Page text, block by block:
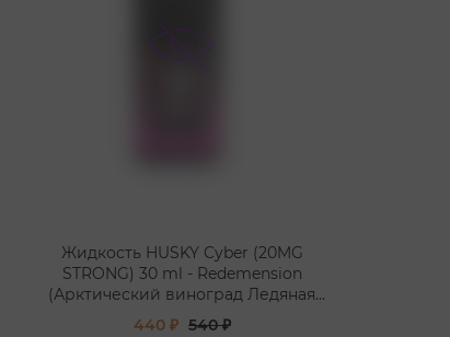
Жидкость HUSKY Cyber (20MG
STRONG) 30 ml - Redemension
(Арктический виноград Ледяная
вишня)
440 ₽ 540 ₽